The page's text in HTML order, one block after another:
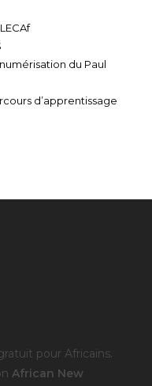
du Paul
d’apprentissage
pour Africains.
African New